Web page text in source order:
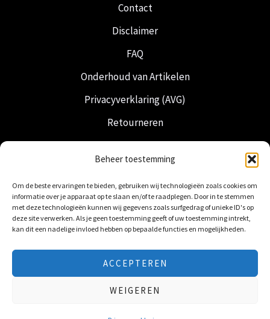
Beheer toestemming
Om de beste ervaringen te bieden, gebruiken wij technologieën zoals cookies om
informatie over je apparaat op te slaan en/of te raadplegen. Door in te stemmen
met deze technologieën kunnen wij gegevens zoals surfgedrag of unieke ID's op
deze site verwerken. Als je geen toestemming geeft of uw toestemming intrekt,
kan dit een nadelige invloed hebben op bepaalde functies en mogelijkheden.
ACCEPTEREN
WEIGEREN
Contact
Disclaimer
FAQ
Onderhoud van Artikelen
Privacyverklaring (AVG)
Retourneren
Verzending & Levering
Nederlandse Regalia
© 2026 Freemasonry Store - Vrijmetselaarswinkel.